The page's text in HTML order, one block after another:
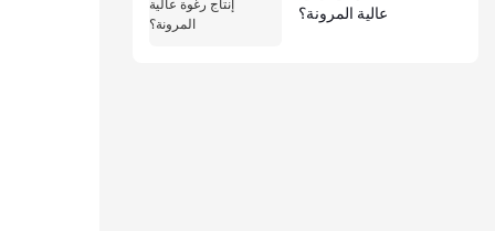
عالية المرونة؟